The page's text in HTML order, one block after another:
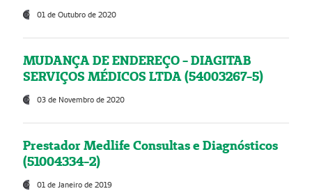
01 de Outubro de 2020
MUDANÇA DE ENDEREÇO - DIAGITAB
SERVIÇOS MÉDICOS LTDA (54003267-5)
03 de Novembro de 2020
Prestador Medlife Consultas e Diagnósticos
(51004334-2)
01 de Janeiro de 2019